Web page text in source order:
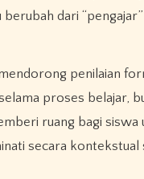
berubah dari
penilaian
proses belajar,
ruang bagi siswa
secara kontekstual